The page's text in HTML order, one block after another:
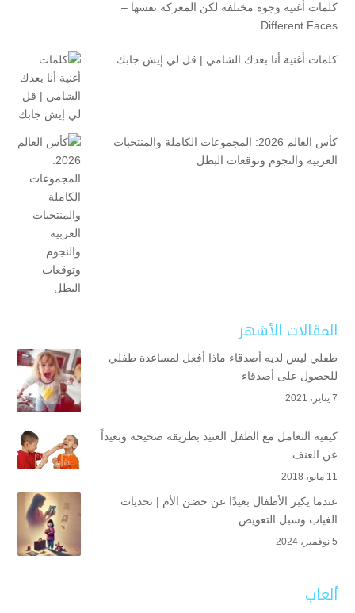
كلمات أغنية وجوه مختلفة لكن المعركة نفسها –
Different Faces
كلمات أغنية أنا بعدك الشامي | قل لي إيش جابك
كأس العالم 2026: المجموعات الكاملة والمنتخبات
العربية والنجوم وتوقعات البطل
المقالات الأشهر
طفلي ليس لديه أصدقاء ماذا أفعل لمساعدة طفلي
للحصول على أصدقاء
7 يناير، 2021
كيفية التعامل مع الطفل العنيد بطريقة صحيحة وبعيداً
عن العنف
11 مايو، 2018
عندما يكبر الأطفال بعيدًا عن حضن الأم | تحديات
الغياب وسبل التعويض
5 نوفمبر، 2024
ألعاب